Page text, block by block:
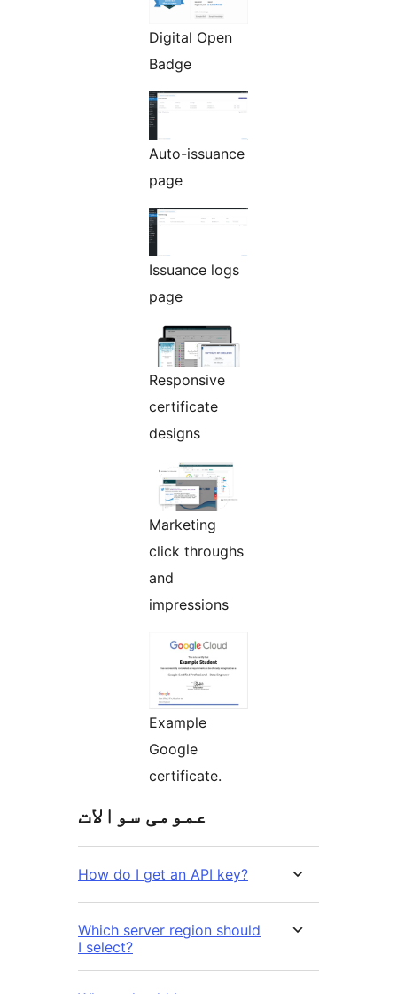
Digital Open
Badge
Auto-issuance
page
Issuance logs
page
Responsive
certificate
designs
Marketing
click throughs
and
impressions
Example
Google
certificate.
عمومی سوالات
How do I get an API key?
Which server region should
I select?